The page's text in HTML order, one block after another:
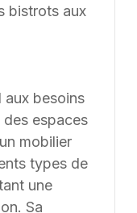
de la
et des
Les
adaptables sur
de
du client. Nous
solutions sur
chaque projet
contraintes et
bistrots aux
aux besoins
des espaces
mobilier
types de
une
Sa